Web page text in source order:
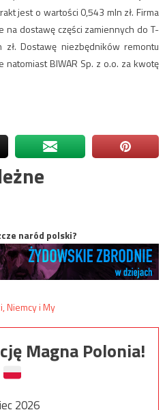
jest o wartości 0,543 mln zł. Firma
dostawę części zamiennych do T-
Dostawę niezbędników remontu
BIWAR Sp. z o.o. za kwotę
naród polski?
Magna Polonia!
2026